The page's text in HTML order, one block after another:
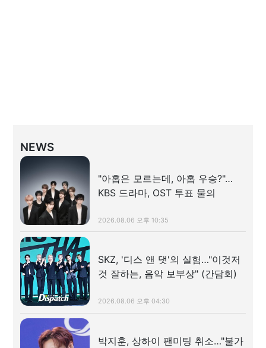
NEWS
"아홉은 모르는데, 아홉 우승?"…
KBS 드라마, OST 투표 물의
2026.08.06 오후 10:35
SKZ, '디스 앤 댓'의 실험…"이것저
것 잘하는, 음악 보부상" (간담회)
2026.08.06 오후 04:30
박지훈, 상하이 팬미팅 취소…"불가